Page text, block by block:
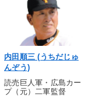
内田順三 (うちだじゅ
んぞう)
読売巨人軍・広島カー
プ（元）二軍監督